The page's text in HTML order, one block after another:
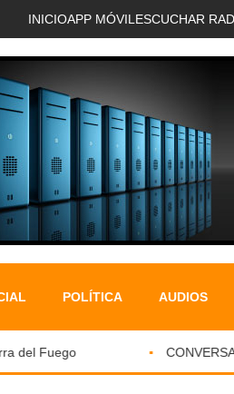
INICIOAPP MÓVIL ESCUCHAR
POLÍTICA AUDIOS
Fuego